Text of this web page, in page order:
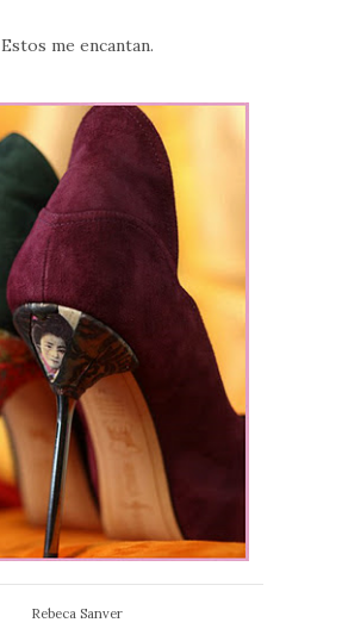
Estos me encantan.
Rebeca Sanver